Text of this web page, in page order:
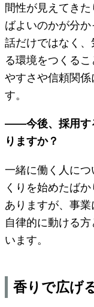
間性が見えてき
ばよいのかが分
話だけではなく
る環境をつくる
やすさや信頼関
す。
――今後、採用す
りますか？
一緒に働く人に
くりを始めたば
ありますが、事業
自律的に動ける
います。
香りで広げ